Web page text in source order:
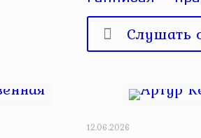
Слушать
12.06.2026